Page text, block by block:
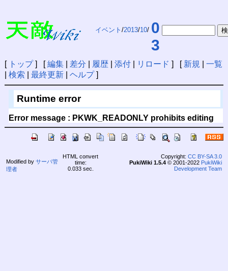
イベント /2013/10/ 0
3
[ トップ] [編集| 差分 履歴| 添付| リロード ] [ 新規
一覧
検索 最終更新| ヘルプ]
Runtime error
Error message : PKWK_READONLY prohibits editing
Modified by サーバ管
理者
HTML convert
time:
0.033 sec.
Copyright: CC BY-SA 3.0
PukiWiki 1.5.4© 2001-2022 PukiWiki
Development Team